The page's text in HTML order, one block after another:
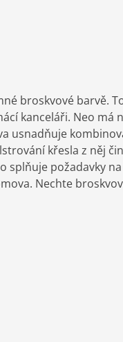
broskvové barvě.
kanceláři. Neo má
usnadňuje
křesla z něj
požadavky
Nechte